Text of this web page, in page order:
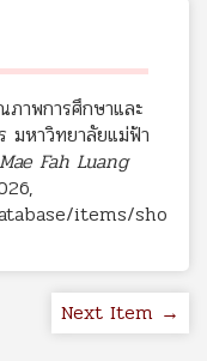
าพการศึกษาและ
มหาวิทยาลัยแม่ฟ้า
Fah Luang
items/sho
Next Item →